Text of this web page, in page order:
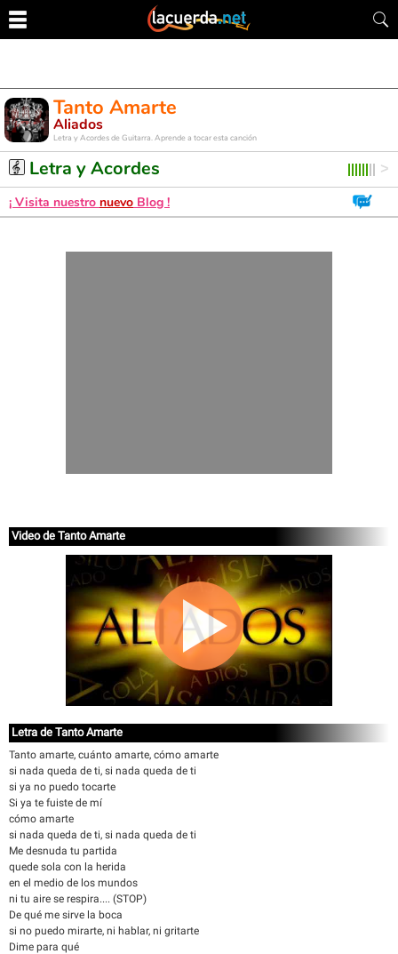
Tanto Amarte
Aliados
Letra y Acordes de Guitarra. Aprende a tocar esta canción
Letra y Acordes
¡ Visita nuestro nuevo Blog !
Video de Tanto Amarte
Letra de Tanto Amarte
Tanto amarte, cuánto amarte, cómo amarte
si nada queda de ti, si nada queda de ti
si ya no puedo tocarte
Si ya te fuiste de mí
cómo amarte
si nada queda de ti, si nada queda de ti
Me desnuda tu partida
quede sola con la herida
en el medio de los mundos
ni tu aire se respira.... (STOP)
De qué me sirve la boca
si no puedo mirarte, ni hablar, ni gritarte
Dime para qué